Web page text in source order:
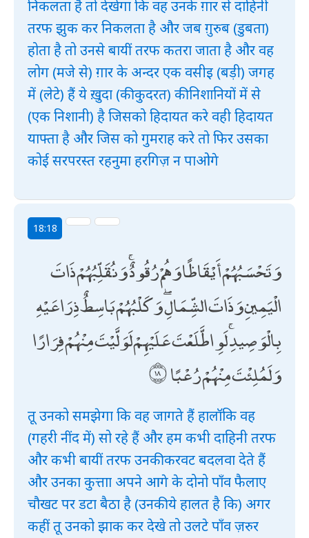
निकलता है तो देखेगा कि वह उनके ग़ार से दाहिनी
तरफ झुक कर निकलता है और जब ग़ुरुब (डुबता)
होता है तो उनसे बायीं तरफ कतरा जाता है और वह
लोग (मजे से) ग़ार के अन्दर एक वसीइ (बड़ी) जगह
में (लेटे) हैं ये ख़ुदा (की कुदरत) की निशानियों में से
(एक निशानी) है जिसको हिदायत करे वही हिदायत
याफ्ता है और जिस को गुमराह करे तो फिर उसका
कोई सरपरस्त रहनुमा हरगिज़ न पाओगे
18:18
وَتَحْسَبُهُمْ أَيْقَاظًا وَهُمْ رُقُودٌ ۚ وَنُقَلِّبُهُمْ ذَاتَ
الْيَمِينِ وَذَاتَ الشِّمَالِ ۖ وَكَلْبُهُمْ بَاسِطٌ ذِرَاعَيْهِ
بِالْوَصِيدِ ۚ لَوِ اطَّلَعْتَ عَلَيْهِمْ لَوَلَّيْتَ مِنْهُمْ فِرَارًا
وَلَمُلِئْتَ مِنْهُمْ رُعْبًا
तू उनको समझेगा कि वह जागते हैं हालॉकि वह
(गहरी नींद में) सो रहे हैं और हम कभी दाहिनी तरफ
और कभी बायीं तरफ उनकी करवट बदलवा देते हैं
और उनका कुत्ताा अपने आगे के दोनो पाँव फैलाए
चौखट पर डटा बैठा है (उनकी ये हालत है कि) अगर
कहीं तू उनको झाक कर देखे तो उलटे पाँव ज़रुर